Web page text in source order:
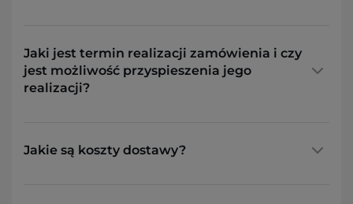
Jaki jest termin realizacji zamówienia i czy
jest możliwość przyspieszenia jego
realizacji?
Jakie są koszty dostawy?